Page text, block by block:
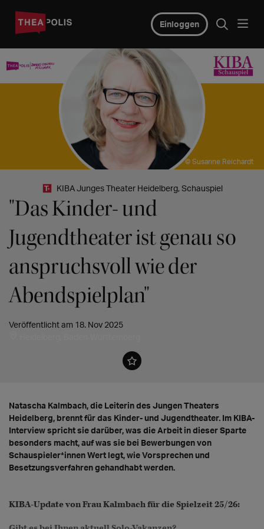
Einloggen
© Susanne Reichardt
KIBA Junges Theater Heidelberg, Schauspiel
"Das Kinder- und
Jugendtheater ist genau so
anspruchsvoll wie der
Abendspielplan"
Veröffentlicht am 18. Nov 2025
Natascha Kalmbach, die Leiterin des Jungen Theaters
Heidelberg, brennt für das Kinder- und Jugendtheater. Im KIBA-
Interview spricht sie darüber, was die Arbeit in dieser Sparte
besonders macht, auf was sie bei Bewerbungen von
Schauspieler*innen Wert legt, wie Vorsprechen und
Besetzungsverfahren gehandhabt werden.
KIBA-Update von Frau Kalmbach für die Spielzeit 25/26: